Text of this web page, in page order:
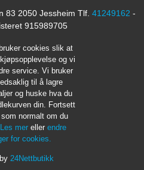
83 2050 Jessheim Tlf. 41249162 -
915989705
cookies slik at
og vi
service. Vi bruker
til å lagre
og huske hva du
din. Fortsett
normalt om du
Les mer eller endre
for cookies.
24Nettbutikk